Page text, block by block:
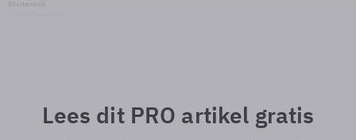
Lees dit PRO artikel gratis